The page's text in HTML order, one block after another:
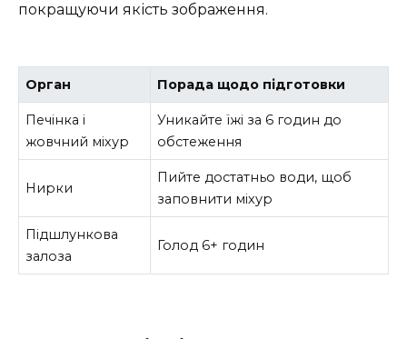
покращуючи якість зображення.
Орган Порада щодо підготовки
Печінка і
жовчний міхур
Уникайте їжі за 6 годин до
обстеження
Нирки
Пийте достатньо води, щоб
заповнити міхур
Підшлункова
залоза
Голод 6+ годин